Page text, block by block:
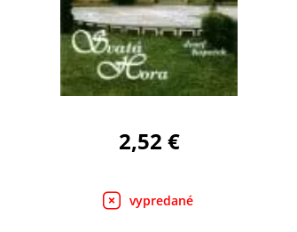
2,52 €
vypredané